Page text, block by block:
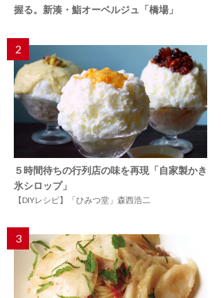
握る。新湊・鮨オーベルジュ「橋場」
2
５時間待ちの行列店の味を再現「自家製かき
氷シロップ」
【DIYレシピ】「ひみつ堂」森西浩二
3